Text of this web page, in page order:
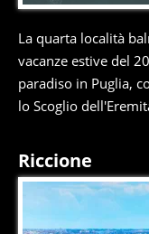
La quarta località
vacanze estive del
paradiso in Puglia,
lo Scoglio
Riccione